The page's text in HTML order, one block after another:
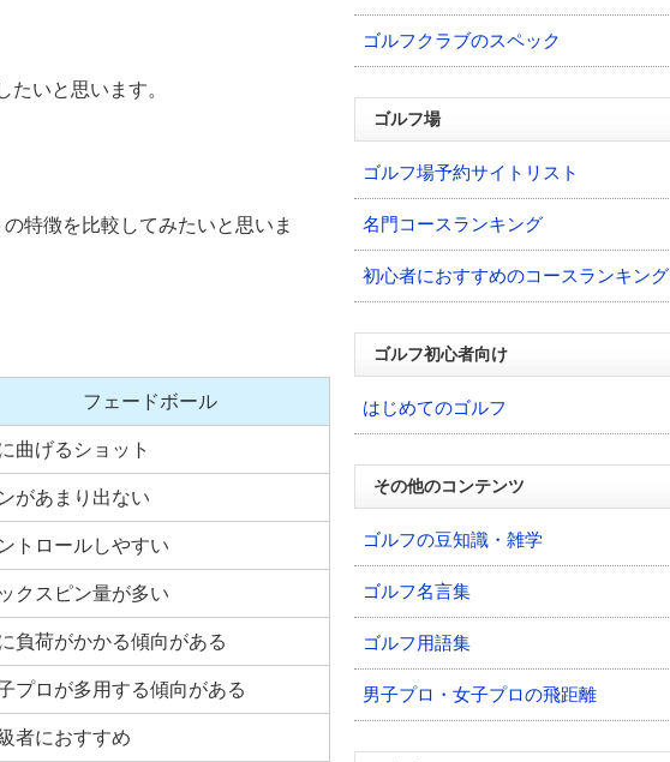
いと思います。
特徴を比較してみたいと思いま
フェードボール
曲げるショット
があまり出ない
トロールしやすい
クスピン量が多い
負荷がかかる傾向がある
プロが多用する傾向がある
級者におすすめ
ゴルフクラブのスペック
ゴルフ場
ゴルフ場予約サイトリスト
名門コースランキング
初心者におすすめのコースランキング
ゴルフ初心者向け
はじめてのゴルフ
その他のコンテンツ
ゴルフの豆知識・雑学
ゴルフ名言集
ゴルフ用語集
男子プロ・女子プロの飛距離